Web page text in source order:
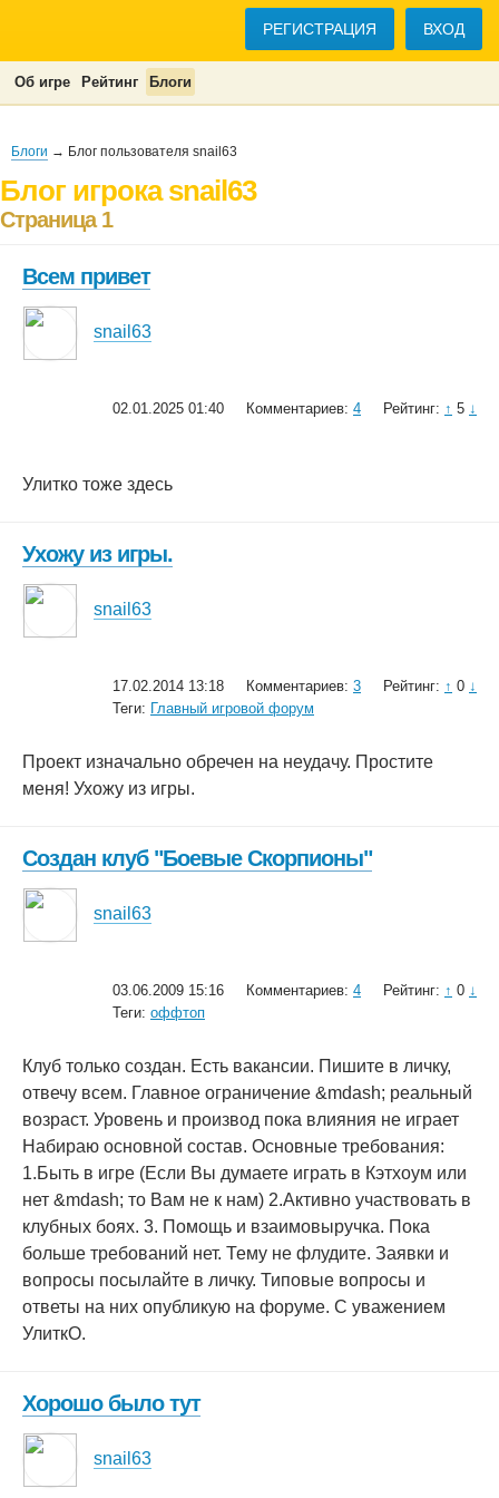
РЕГИСТРАЦИЯ ВХОД
Об игре Рейтинг Блоги
Блоги → Блог пользователя snail63
Блог игрока snail63
Страница 1
Всем привет
snail63
02.01.2025 01:40 Комментариев: 4 Рейтинг: ↑ 5 ↓
Улитко тоже здесь
Ухожу из игры.
snail63
17.02.2014 13:18 Комментариев: 3 Рейтинг: ↑ 0 ↓
Теги: Главный игровой форум
Проект изначально обречен на неудачу. Простите
меня! Ухожу из игры.
Создан клуб "Боевые Скорпионы"
snail63
03.06.2009 15:16 Комментариев: 4 Рейтинг: ↑ 0 ↓
Теги: оффтоп
Клуб только создан. Есть вакансии. Пишите в личку,
отвечу всем. Главное ограничение &mdash; реальный
возраст. Уровень и производ пока влияния не играет
Набираю основной состав. Основные требования:
1.Быть в игре (Если Вы думаете играть в Кэтхоум или
нет &mdash; то Вам не к нам) 2.Активно участвовать в
клубных боях. 3. Помощь и взаимовыручка. Пока
больше требований нет. Тему не флудите. Заявки и
вопросы посылайте в личку. Типовые вопросы и
ответы на них опубликую на форуме. С уважением
УлиткО.
Хорошо было тут
snail63